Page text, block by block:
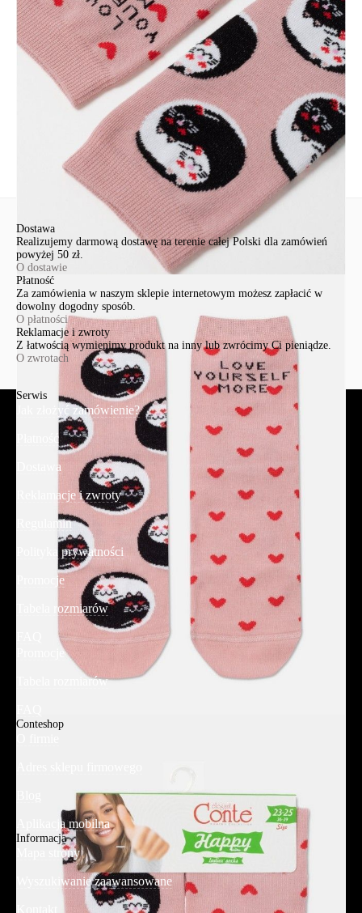
EuroTrade Tex Sp z o.o.
Św. Teresy 91
91-341, Łódź, Polska
+48 500-503-636
info@conteshop.pl
Ten produkt nie ma pytań Możesz zadać pytanie, klikając przycisk
Zadaj pytanie
Nowe pytanie
Dostawa
Realizujemy darmową dostawę na terenie całej Polski dla zamówień
powyżej 50 zł.
O dostawie
Płatność
Za zamówienia w naszym sklepie internetowym możesz zapłacić w
dowolny dogodny sposób.
O płatności
Reklamacje i zwroty
Z łatwością wymienimy produkt na inny lub zwrócimy Ci pieniądze.
O zwrotach
Serwis
Jak złożyć zamówienie?
Płatność
Dostawa
Reklamacje i zwroty
Regulamin
Polityka prywatności
Promocje
Tabela rozmiarów
Promocje
Tabela rozmiarów
Conteshop
Aplikacja mobilna
Informacja
Mapa strony
Wyszukiwanie zaawansowane